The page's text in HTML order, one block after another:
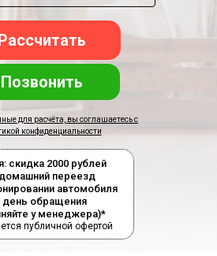
для расчёта, вы соглашаетесь с
конфиденциальности
скидка 2000 рублей
переезд
автомобиля
день обращения
у менеджера)*
публичной офертой
Позвонить